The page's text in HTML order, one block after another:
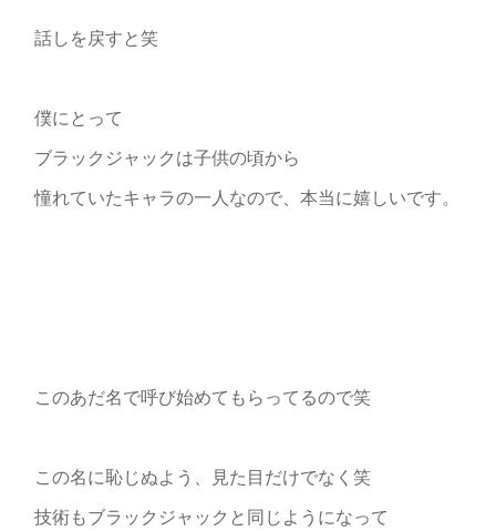
話しを戻すと笑
僕にとって
ブラックジャックは子供の頃から
憧れていたキャラの一人なので、本当に嬉しいです。
このあだ名で呼び始めてもらってるので笑
この名に恥じぬよう、見た目だけでなく笑
技術もブラックジャックと同じようになって